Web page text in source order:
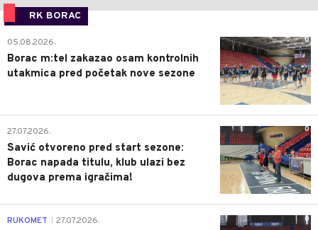
RK BORAC
0
05.08.2026.
Borac m:tel zakazao osam kontrolnih
utakmica pred početak nove sezone
0
27.07.2026.
Savić otvoreno pred start sezone:
Borac napada titulu, klub ulazi bez
dugova prema igračima!
0
RUKOMET 27.07.2026.